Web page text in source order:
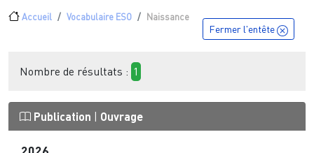
Fil d'Ariane
Accueil Vocabulaire ESO Naissance
Fermer l'entête
Nombre de résultats : 1
Publication Ouvrage